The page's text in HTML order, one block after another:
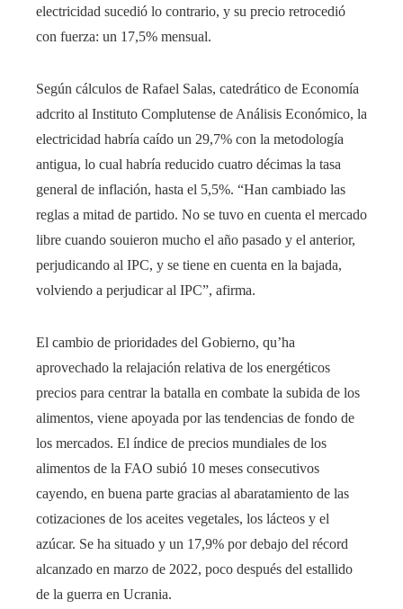
electricidad sucedió lo contrario, y su precio retrocedió
con fuerza: un 17,5% mensual.
Según cálculos de Rafael Salas, catedrático de Economía
adcrito al Instituto Complutense de Análisis Económico, la
electricidad habría caído un 29,7% con la metodología
antigua, lo cual habría reducido cuatro décimas la tasa
general de inflación, hasta el 5,5%. “Han cambiado las
reglas a mitad de partido. No se tuvo en cuenta el mercado
libre cuando souieron mucho el año pasado y el anterior,
perjudicando al IPC, y se tiene en cuenta en la bajada,
volviendo a perjudicar al IPC”, afirma.
El cambio de prioridades del Gobierno, qu’ha
aprovechado la relajación relativa de los energéticos
precios para centrar la batalla en combate la subida de los
alimentos, viene apoyada por las tendencias de fondo de
los mercados. El índice de precios mundiales de los
alimentos de la FAO subió 10 meses consecutivos
cayendo, en buena parte gracias al abaratamiento de las
cotizaciones de los aceites vegetales, los lácteos y el
azúcar. Se ha situado y un 17,9% por debajo del récord
alcanzado en marzo de 2022, poco después del estallido
de la guerra en Ucrania.